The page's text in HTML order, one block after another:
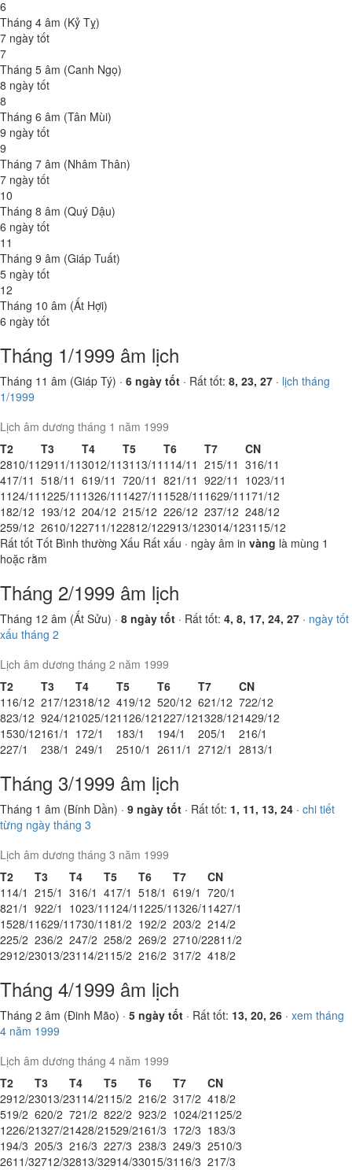
6
Tháng 4 âm (Kỷ Tỵ)
7 ngày tốt
7
Tháng 5 âm (Canh Ngọ)
8 ngày tốt
8
Tháng 6 âm (Tân Mùi)
9 ngày tốt
9
Tháng 7 âm (Nhâm Thân)
7 ngày tốt
10
Tháng 8 âm (Quý Dậu)
6 ngày tốt
11
Tháng 9 âm (Giáp Tuất)
5 ngày tốt
12
Tháng 10 âm (Ất Hợi)
6 ngày tốt
Tháng 1/1999 âm lịch
Tháng 11 âm (Giáp Tý) · 6 ngày tốt · Rất tốt: 8, 23, 27 · lịch tháng
1/1999
Lịch âm dương tháng 1 năm 1999
T2
T3 T4 T5 T6 T7
CN
2810/112911/113012/1131 13/11 1 14/11 215/11 316/11
417/11 518/11 619/11 720/11 821/11 922/11 1023/11
1124/11 1225/11 1326/11 1427/11 1528/11 1629/11 171/12
182/12 193/12 204/12 215/12 226/12 237/12 248/12
259/12 2610/122711/122812/122913/123014/1231 15/12
Rất tốt Tốt Bình thường Xấu Rất xấu · ngày âm in vàng là mùng 1
hoặc rằm
Tháng 2/1999 âm lịch
Tháng 12 âm (Ất Sửu) · 8 ngày tốt · Rất tốt: 4, 8, 17, 24, 27 · ngày tốt
xấu tháng 2
Lịch âm dương tháng 2 năm 1999
T2
T3 T4 T5 T6 T7
CN
1 16/12 217/12318/12 419/12 520/12 621/12 722/12
823/12 924/121025/121126/121227/121328/121429/12
1530/12161/1 172/1 183/1 194/1 205/1 216/1
227/1 238/1 249/1 2510/1 2611/1 2712/1 2813/1
Tháng 3/1999 âm lịch
Tháng 1 âm (Bính Dần) · 9 ngày tốt · Rất tốt: 1, 11, 13, 24 · chi tiết
từng ngày tháng 3
Lịch âm dương tháng 3 năm 1999
T2
T3 T4 T5 T6 T7
CN
1 14/1 215/1 316/1 417/1 518/1 619/1 720/1
821/1 922/1 1023/1 1124/1 1225/1 1326/1 1427/1
1528/1 1629/1 1730/1 181/2 192/2 203/2 214/2
225/2 236/2 247/2 258/2 269/2 2710/22811/2
2912/23013/231 14/21 15/2 216/2 317/2 418/2
Tháng 4/1999 âm lịch
Tháng 2 âm (Đinh Mão) · 5 ngày tốt · Rất tốt: 13, 20, 26 · xem tháng
4 năm 1999
Lịch âm dương tháng 4 năm 1999
T2
T3 T4 T5 T6 T7
CN
2912/23013/231 14/21 15/2 216/2 317/2 418/2
519/2 620/2 721/2 822/2 923/2 1024/21125/2
1226/21327/21428/21529/2161/3 172/3 183/3
194/3 205/3 216/3 227/3 238/3 249/3 2510/3
2611/32712/32813/32914/33015/31 16/3 217/3